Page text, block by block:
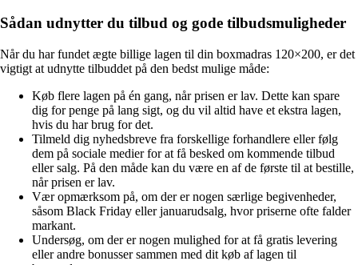
Sådan udnytter du tilbud og gode tilbudsmuligheder
Når du har fundet ægte billige lagen til din boxmadras 120×200, er det
vigtigt at udnytte tilbuddet på den bedst mulige måde:
Køb flere lagen på én gang, når prisen er lav. Dette kan spare
dig for penge på lang sigt, og du vil altid have et ekstra lagen,
hvis du har brug for det.
Tilmeld dig nyhedsbreve fra forskellige forhandlere eller følg
dem på sociale medier for at få besked om kommende tilbud
eller salg. På den måde kan du være en af de første til at bestille,
når prisen er lav.
Vær opmærksom på, om der er nogen særlige begivenheder,
såsom Black Friday eller januarudsalg, hvor priserne ofte falder
markant.
Undersøg, om der er nogen mulighed for at få gratis levering
eller andre bonusser sammen med dit køb af lagen til